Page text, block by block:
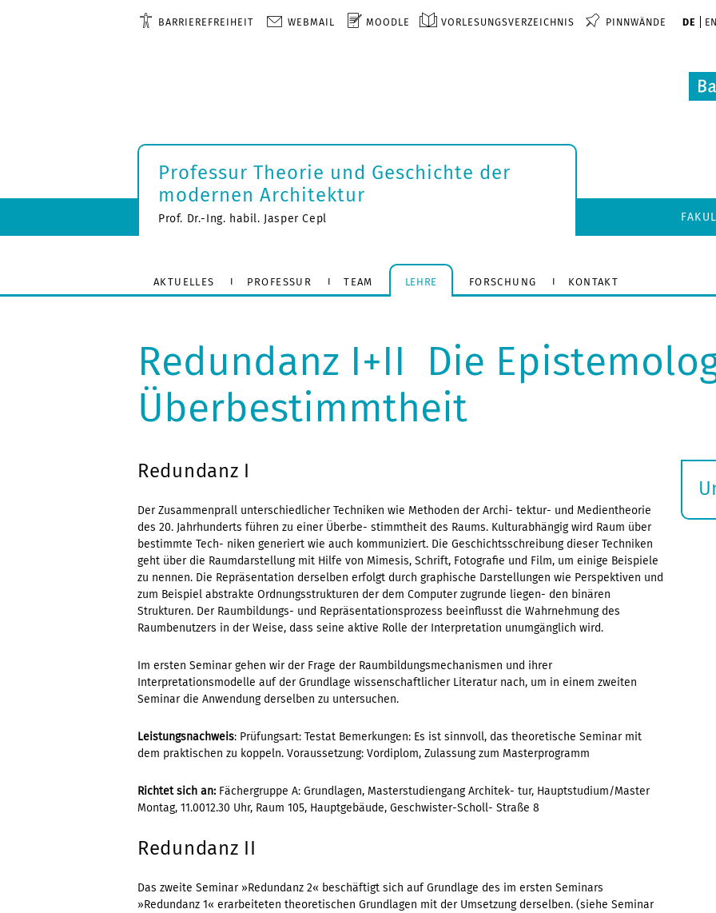
BARRIEREFREIHEIT WEBMAIL MOODLE VORLESUNGSVERZEICHNIS PINNWÄNDE DE EN
Professur Theorie und Geschichte der
modernen Architektur
Prof. Dr.-Ing. habil. Jasper Cepl
AKTUELLES PROFESSUR TEAM LEHRE FORSCHUNG KONTAKT
Redundanz I+II  Die
Überbestimmtheit
Redundanz I
Der Zusammenprall unterschiedlicher Techniken wie Methoden der Archi- tektur- und Medientheorie
des 20. Jahrhunderts führen zu einer Überbe- stimmtheit des Raums. Kulturabhängig wird Raum über
bestimmte Tech- niken generiert wie auch kommuniziert. Die Geschichtsschreibung dieser Techniken
geht über die Raumdarstellung mit Hilfe von Mimesis, Schrift, Fotografie und Film, um einige Beispiele
zu nennen. Die Repräsentation derselben erfolgt durch graphische Darstellungen wie Perspektiven und
zum Beispiel abstrakte Ordnungsstrukturen der dem Computer zugrunde liegen- den binären
Strukturen. Der Raumbildungs- und Repräsentationsprozess beeinflusst die Wahrnehmung des
Raumbenutzers in der Weise, dass seine aktive Rolle der Interpretation unumgänglich wird.
Im ersten Seminar gehen wir der Frage der Raumbildungsmechanismen und ihrer
Interpretationsmodelle auf der Grundlage wissenschaftlicher Literatur nach, um in einem zweiten
Seminar die Anwendung derselben zu untersuchen.
Leistungsnachweis: Prüfungsart: Testat Bemerkungen: Es ist sinnvoll, das theoretische Seminar mit
dem praktischen zu koppeln. Voraussetzung: Vordiplom, Zulassung zum Masterprogramm
Richtet sich an: Fächergruppe A: Grundlagen, Masterstudiengang Architek- tur, Hauptstudium/Master
Montag, 11.0012.30 Uhr, Raum 105, Hauptgebäude, Geschwister-Scholl- Straße 8
Redundanz II
Das zweite Seminar »Redundanz 2« beschäftigt sich auf Grundlage des im ersten Seminars
»Redundanz 1« erarbeiteten theoretischen Grundlagen mit der Umsetzung derselben. (siehe Seminar